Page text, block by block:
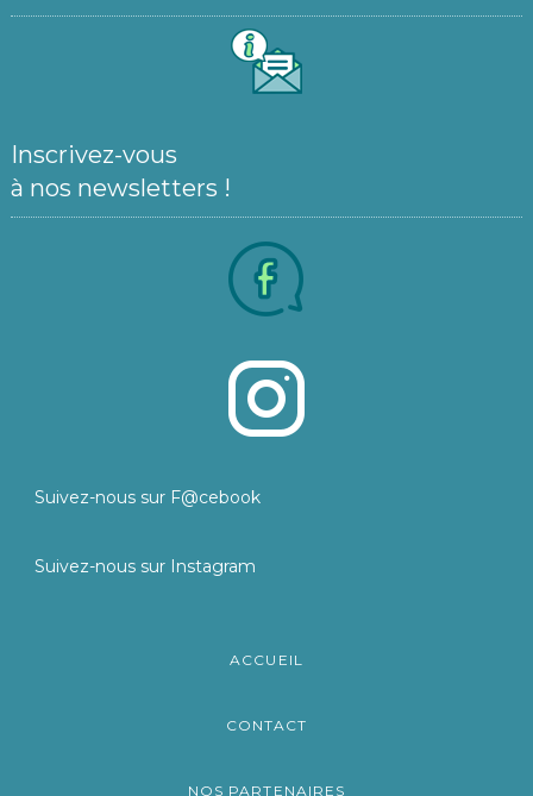
Inscrivez-vous
à nos newsletters !
Suivez-nous sur F@cebook
Suivez-nous sur Instagram
ACCUEIL
CONTACT
NOS PARTENAIRES